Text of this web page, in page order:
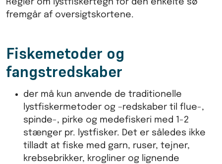
Regler om lystfiskertegn for den enkelte sø
fremgår af oversigtskortene.
Fiskemetoder og
fangstredskaber
der må kun anvende de traditionelle
lystfiskermetoder og –redskaber til flue-,
spinde-, pirke og medefiskeri med 1-2
stænger pr. lystfisker. Det er således ikke
tilladt at fiske med garn, ruser, tejner,
krebsebrikker, krogliner og lignende